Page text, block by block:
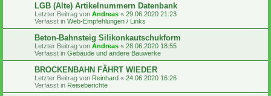
LGB (Alte) Artikelnummern Datenbank
Letzter Beitrag von Andreas « 29.06.2020 21:23
Verfasst in Web-Empfehlungen / Links
Beton-Bahnsteig Silikonkautschukform
Letzter Beitrag von Andreas « 28.06.2020 18:55
Verfasst in Gebäude und andere Bauwerke
BROCKENBAHN FÄHRT WIEDER
Letzter Beitrag von Reinhard « 24.06.2020 16:26
Verfasst in Reiseberichte